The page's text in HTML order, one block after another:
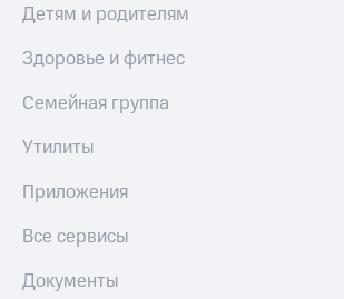
Детям и родителям
Здоровье и фитнес
Семейная группа
Утилиты
Приложения
Все сервисы
Документы